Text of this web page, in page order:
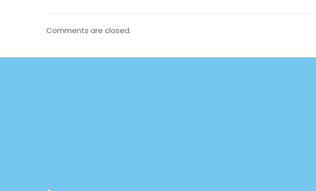
Comments are closed.